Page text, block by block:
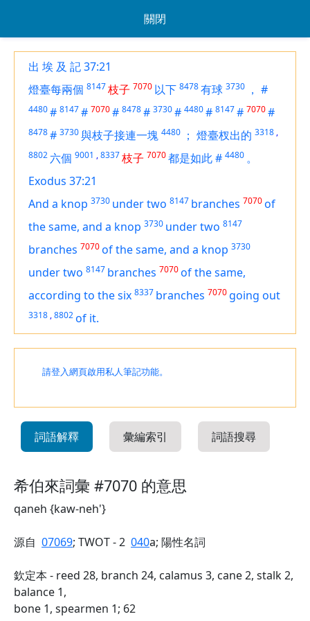
關閉
出 埃 及 記 37:21
燈臺每兩個 8147枝子 7070 以下 8478有球 3730 ， #
4480# 8147# 7070# 8478# 3730# 4480# 8147# 7070#
8478# 3730與枝子接連一塊 4480 ； 燈臺杈出的 3318 ,
8802 六個 9001 ,8337枝子 7070都是如此# 4480 。
Exodus 37:21
And a knop 3730 under two 8147 branches 7070of
the same, and a knop 3730 under two 8147
branches 7070of the same, and a knop 3730
under two 8147 branches 7070of the same,
according to the six 8337 branches 7070 going out
3318 ,8802of it.
請登入網頁啟用私人筆記功能。
詞語解釋 彙編索引 詞語搜尋
希伯來詞彙 #7070 的意思
qaneh {kaw-neh'}
源自 07069; TWOT - 2 040a; 陽性名詞
欽定本 - reed 28, branch 24, calamus 3, cane 2, stalk 2,
balance 1,
bone 1, spearmen 1; 62